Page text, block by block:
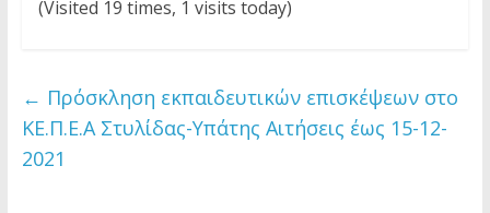
(Visited 19 times, 1 visits today)
← Πρόσκληση εκπαιδευτικών επισκέψεων στο
ΚΕ.Π.Ε.Α Στυλίδας-Υπάτης Αιτήσεις έως 15-12-
2021